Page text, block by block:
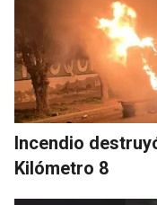
Incendio
Kilómetro 8